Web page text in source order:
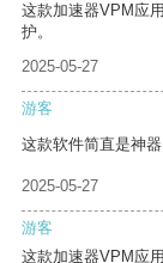
这款加速器VPM应
护。
2025-05-27
游客
这款软件简直是神
2025-05-27
游客
这款加速器VPM应